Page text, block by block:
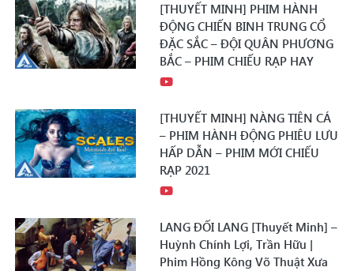
[THUYẾT MINH] PHIM HÀNH
ĐỘNG CHIẾN BINH TRUNG CỔ
ĐẶC SẮC – ĐỘI QUÂN PHƯƠNG
BẮC – PHIM CHIẾU RẠP HAY
[THUYẾT MINH] NÀNG TIÊN CÁ
– PHIM HÀNH ĐỘNG PHIÊU LƯU
HẤP DẪN – PHIM MỚI CHIẾU
RẠP 2021
LANG ĐỐI LANG [Thuyết Minh] –
Huỳnh Chính Lợi, Trần Hữu |
Phim Hồng Kông Võ Thuật Xưa